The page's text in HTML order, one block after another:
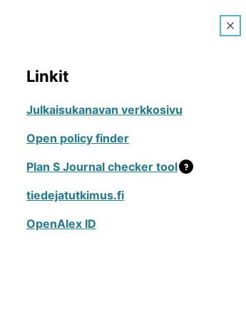
palvelu, jossa voi
konferenssien ja
käyttämät
lisäämistä tai
Hakujen tekeminen on
tekeminen vaatii
jonka kautta voi
Linkit
Julkaisukanavan verkkosivu
Open policy finder
Plan S Journal checker tool
tiedejatutkimus.fi
OpenAlex ID